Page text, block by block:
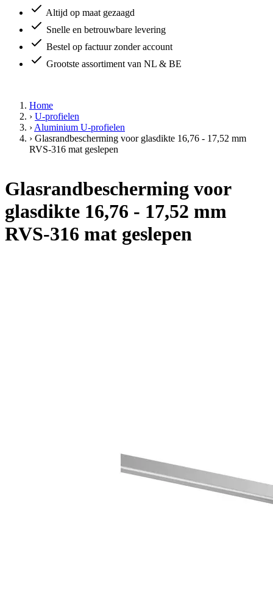
Altijd op maat gezaagd
Snelle en betrouwbare levering
Bestel op factuur zonder account
Grootste assortiment van NL & BE
Home
› U-profielen
› Aluminium U-profielen
› Glasrandbescherming voor glasdikte 16,76 - 17,52 mm
RVS-316 mat geslepen
Glasrandbescherming voor
glasdikte 16,76 - 17,52 mm
RVS-316 mat geslepen